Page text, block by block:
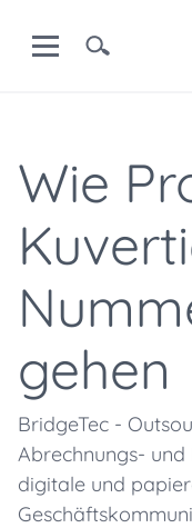
Wie
gehen
BridgeTec -
Abrechnungs-
digitale und